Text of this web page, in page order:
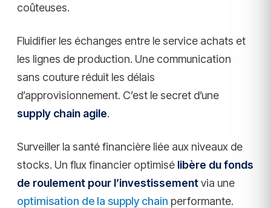
coûteuses.
Fluidifier les échanges entre le service achats et
les lignes de production. Une communication
sans couture réduit les délais
d’approvisionnement. C’est le secret d’une
supply chain agile.
Surveiller la santé financière liée aux niveaux de
stocks. Un flux financier optimisé libère du fonds
de roulement pour l’investissementvia une
optimisation de la supply chain performante.